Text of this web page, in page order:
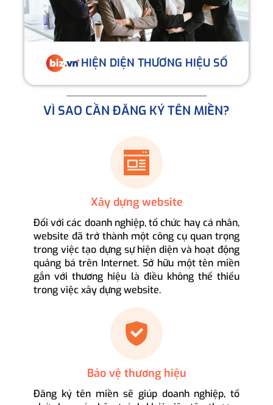
HIỆN DIỆN THƯƠNG HIỆU SỐ
VÌ SAO CẦN ĐĂNG KÝ TÊN MIỀN?
Xây dựng website
Đối với các doanh nghiệp, tổ chức hay cá nhân,
website đã trở thành một công cụ quan trọng
trong việc tạo dựng sự hiện diện và hoạt động
quảng bá trên Internet. Sở hữu một tên miền
gắn với thương hiệu là điều không thể thiếu
trong việc xây dựng website.
Bảo vệ thương hiệu
Đăng ký tên miền sẽ giúp doanh nghiệp, tổ